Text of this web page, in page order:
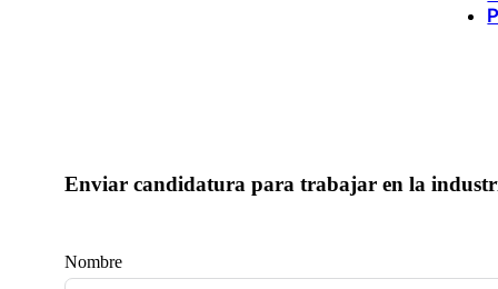
Enviar candidatura para trabajar en la
Nombre